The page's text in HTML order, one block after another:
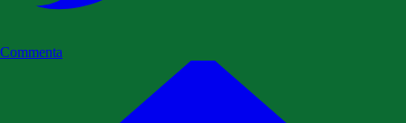
Commenta